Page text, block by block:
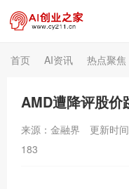
首页 AI资讯 热点聚焦
AMD遭降评股价
来源：金融界 更新时
183